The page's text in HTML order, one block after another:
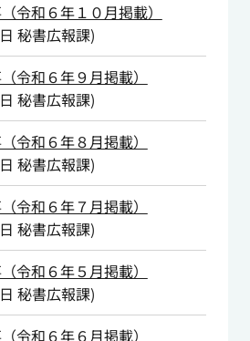
令和６年１０月掲載）
秘書広報課)
令和６年９月掲載）
秘書広報課)
令和６年８月掲載）
秘書広報課)
令和６年７月掲載）
秘書広報課)
令和６年５月掲載）
秘書広報課)
令和６年６月掲載）